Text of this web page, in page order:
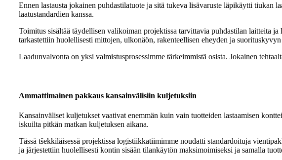
Ennen lastausta jokainen puhdastilatuote ja sitä tukeva lisävaruste läpikäytti tiukan
laatustandardien kanssa.
Toimitus sisältää täydellisen valikoiman projektissa tarvittavia puhdastilan laitteita
tarkastettiin huolellisesti mittojen, ulkonäön, rakenteellisen eheyden ja suorituskyvyn
Laadunvalvonta on yksi valmistusprosessimme tärkeimmistä osista. Jokainen
Ammattimainen pakkaus kansainvälisiin kuljetuksiin
Kansainväliset kuljetukset vaativat enemmän kuin vain tuotteiden lastaamisen
iskuilta pitkän matkan kuljetuksen aikana.
Tässä tšekkiläisessä projektissa logistiikkatiimimme noudatti standardoituja
ja järjestettiin huolellisesti kontin sisään tilankäytön maksimoimiseksi ja samalla